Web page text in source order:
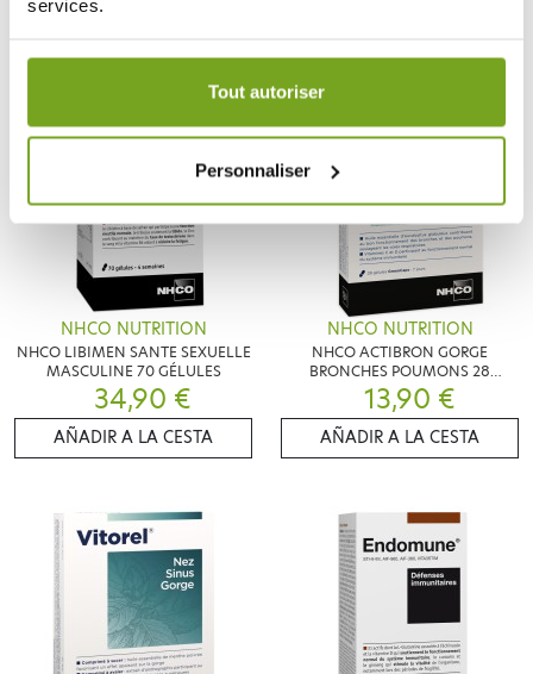
services.
Votre choix de consentement est conservé pendant une
Tout autoriser
Personnaliser
AÑADIR A LA CESTA
NHCO NUTRITION
NHCO LIBIMEN SANTE SEXUELLE
MASCULINE 70 GÉLULES
34,90 €
AÑADIR A LA CESTA
NHCO NUTRITION
NHCO ACTIBRON GORGE
BRONCHES POUMONS 28
GELULES
13,90 €
AÑADIR A LA CESTA